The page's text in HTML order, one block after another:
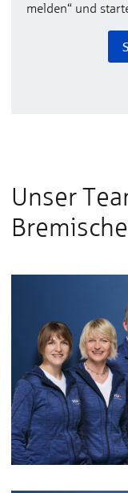
melden“ und
Unser